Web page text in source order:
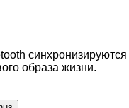
образа жизни.